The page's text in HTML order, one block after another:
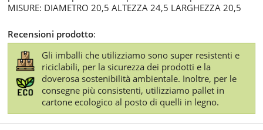
MISURE: DIAMETRO 20,5 ALTEZZA 24,5 LARGHEZZA 20,5
Recensioni prodotto:
Gli imballi che utilizziamo sono super resistenti e
riciclabili, per la sicurezza dei prodotti e la
doverosa sostenibilità ambientale. Inoltre, per le
consegne più consistenti, utilizziamo pallet in
cartone ecologico al posto di quelli in legno.